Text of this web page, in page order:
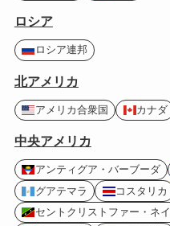
ロシア
ロシア連邦
北アメリカ
アメリカ合衆国 カナダ
中央アメリカ
アンティグア・バーブーダ
グアテマラ
コスタリカ
セントクリストファー・ネ